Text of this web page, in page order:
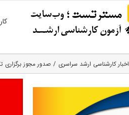
اخبار کارشناسی ارشد سراسری صدور مجوز برگزاری تکمیل